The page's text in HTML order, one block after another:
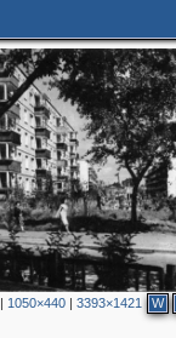
| 1050×440 |3393×1421 W